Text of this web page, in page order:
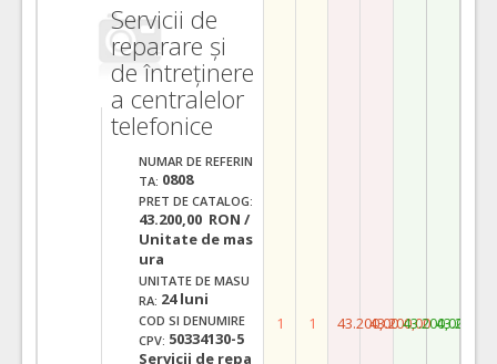
Servicii de
reparare și
de întreținere
a centralelor
telefonice
NUMAR DE REFERIN
TA: 0808
PRET DE CATALOG:
43.200,00 RON /
Unitate de mas
ura
UNITATE DE MASU
RA: 24 luni
COD SI DENUMIRE
CPV: 50334130-5
Servicii de repa
1 1 43.200,0043.200,0043.200,00